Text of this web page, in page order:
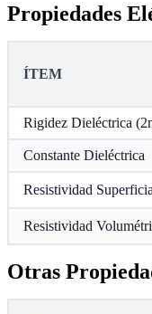
Propiedades
ÍTEM
Rigidez Dieléctrica
Constante Dieléctrica
Resistividad
Resistividad
Otras